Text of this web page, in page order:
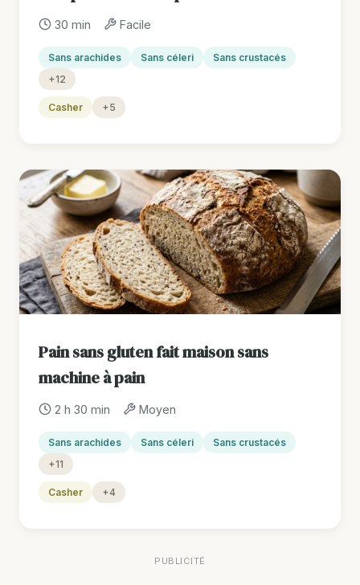
30 min Facile
Sans arachides Sans céleri
Sans crustacés
+12
Casher +5
Pain sans gluten fait maison sans
machine à pain
2 h 30 min Moyen
Sans arachides Sans céleri
Sans crustacés
+11
Casher +4
PUBLICITÉ